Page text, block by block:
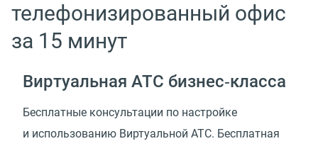
телефонизированный офис
за 15 минут
Виртуальная АТС бизнес‑класса
Бесплатные консультации по настройке
и использованию Виртуальной АТС. Бесплатная